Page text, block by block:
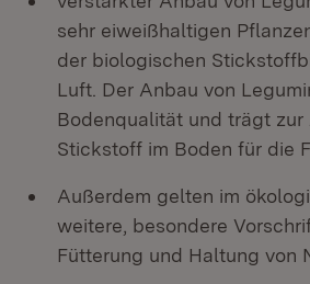
sehr eiweißhaltigen
der biologischen
Luft. Der Anbau von
Bodenqualität und trägt zur
Stickstoff im Boden für die
Außerdem gelten im
weitere, besondere
Fütterung und Haltung von